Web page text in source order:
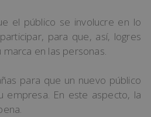
el público se involucre en lo
para que, así, logres
en las personas.
para que un nuevo público
empresa. En este aspecto, la